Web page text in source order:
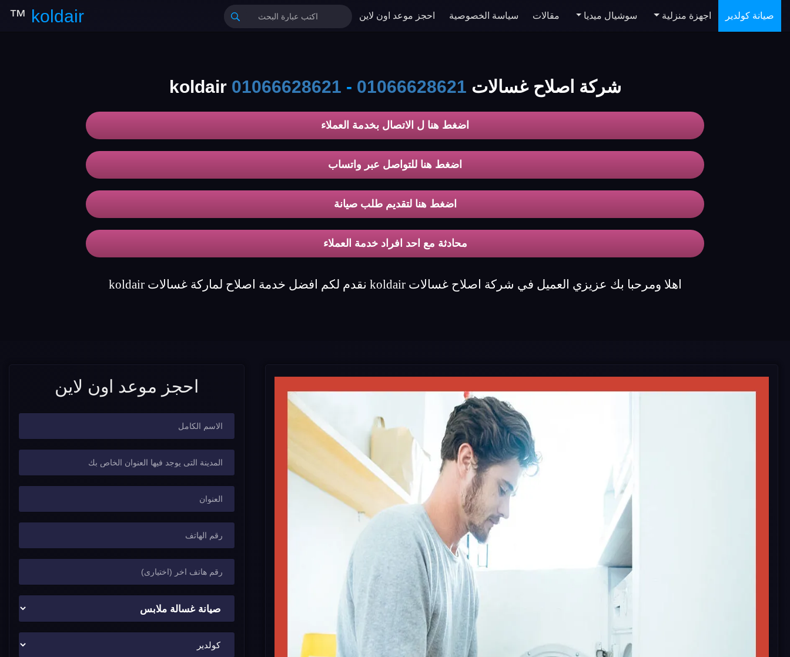
koldair
™ صيانة كولدير اجهزة منزلية سوشيال ميديا مقالات سياسة الخصوصية احجز موعد اون لاين
شركة اصلاح غسالات koldair 01066628621 - 01066628621
اضغط هنا ل الاتصال بخدمة العملاء
اضغط هنا للتواصل عبر واتساب
اضغط هنا لتقديم طلب صيانة
محادثة مع احد افراد خدمة العملاء
اهلا ومرحبا بك عزيزي العميل في شركة اصلاح غسالات koldair نقدم لكم افضل خدمة اصلاح لماركة غسالات koldair
احجز موعد اون لاين